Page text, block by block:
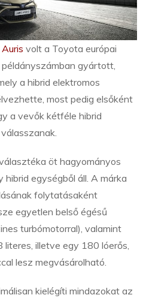
Auris volt a Toyota európai
gyártott,
a hibrid elektromos
most pedig elsőként
a vevők kétféle hibrid
öt hagyományos
egységből áll. A márka
folytatásaként
egyetlen belső égésű
turbómotorral), valamint
illetve egy 180 lóerős,
lesz megvásárolható.
kielégíti mindazokat az